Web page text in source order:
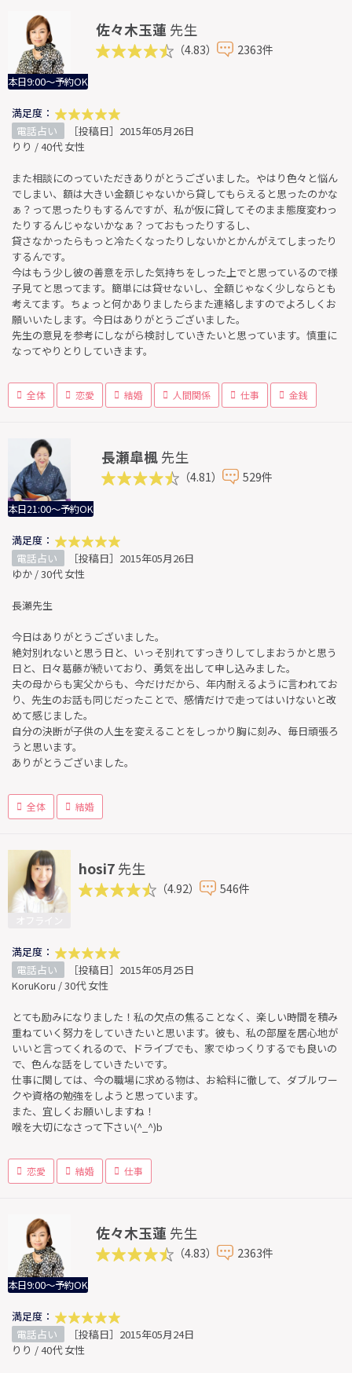
本日9:00～予約OK
佐々木玉蓮 先生
（4.83） 2363件
満足度：
電話占い
［投稿日］2015年05月26日
りり / 40代 女性
また相談にのっていただきありがとうございました。やはり色々と悩ん
でしまい、額は大きい金額じゃないから貸してもらえると思ったのかな
ぁ？って思ったりもするんですが、私が仮に貸してそのまま態度変わっ
たりするんじゃないかなぁ？っておもったりするし、
貸さなかったらもっと冷たくなったりしないかとかんがえてしまったり
するんです。
今はもう少し彼の善意を示した気持ちをしった上でと思っているので様
子見てと思ってます。簡単には貸せないし、全額じゃなく少しならとも
考えてます。ちょっと何かありましたらまた連絡しますのでよろしくお
願いいたします。今日はありがとうございました。
先生の意見を参考にしながら検討していきたいと思っています。慎重に
なってやりとりしていきます。
全体 恋愛 結婚 人間関係 仕事 金銭
本日21:00～予約OK
長瀬皐楓 先生
（4.81） 529件
満足度：
電話占い
［投稿日］2015年05月26日
ゆか / 30代 女性
長瀬先生
今日はありがとうございました。
絶対別れないと思う日と、いっそ別れてすっきりしてしまおうかと思う
日と、日々葛藤が続いており、勇気を出して申し込みました。
夫の母からも実父からも、今だけだから、年内耐えるように言われてお
り、先生のお話も同じだったことで、感情だけで走ってはいけないと改
めて感じました。
自分の決断が子供の人生を変えることをしっかり胸に刻み、毎日頑張ろ
うと思います。
ありがとうございました。
全体 結婚
hosi7 先生
（4.92） 546件
満足度：
電話占い
［投稿日］2015年05月25日
KoruKoru / 30代 女性
とても励みになりました！私の欠点の焦ることなく、楽しい時間を積み
重ねていく努力をしていきたいと思います。彼も、私の部屋を居心地が
いいと言ってくれるので、ドライブでも、家でゆっくりするでも良いの
で、色んな話をしていきたいです。
仕事に関しては、今の職場に求める物は、お給料に徹して、ダブルワー
クや資格の勉強をしようと思っています。
また、宜しくお願いしますね！
喉を大切になさって下さい(^_^)b
恋愛 結婚 仕事
本日9:00～予約OK
佐々木玉蓮 先生
（4.83） 2363件
満足度：
電話占い
［投稿日］2015年05月24日
りり / 40代 女性